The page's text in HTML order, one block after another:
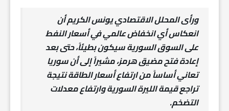
ورأى المحلل الاقتصادي يونس الكريم أن
انعكاس أي انخفاض عالمي في أسعار النفط
على السوق السورية سيكون بطيئاً، حتى بعد
إعادة فتح مضيق هرمز، مشيراً إلى أن سوريا
تعاني أساساً من ارتفاع أسعار الطاقة نتيجة
تراجع قيمة الليرة السورية وارتفاع معدلات
التضخم.